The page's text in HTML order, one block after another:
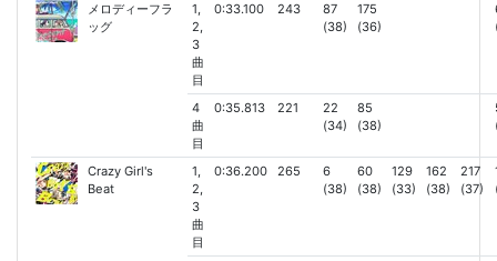
メロディーフラ
ッグ
1,
2,
3
曲
目
0:33.100 243
87
(38)
175
(36)
4
曲
目
0:35.813 221
22
(34)
85
(38)
Crazy Girl's
Beat
1,
2,
3
曲
目
0:36.200 265
6
(38)
60
(38)
129
(33)
162
(38)
217
(37)